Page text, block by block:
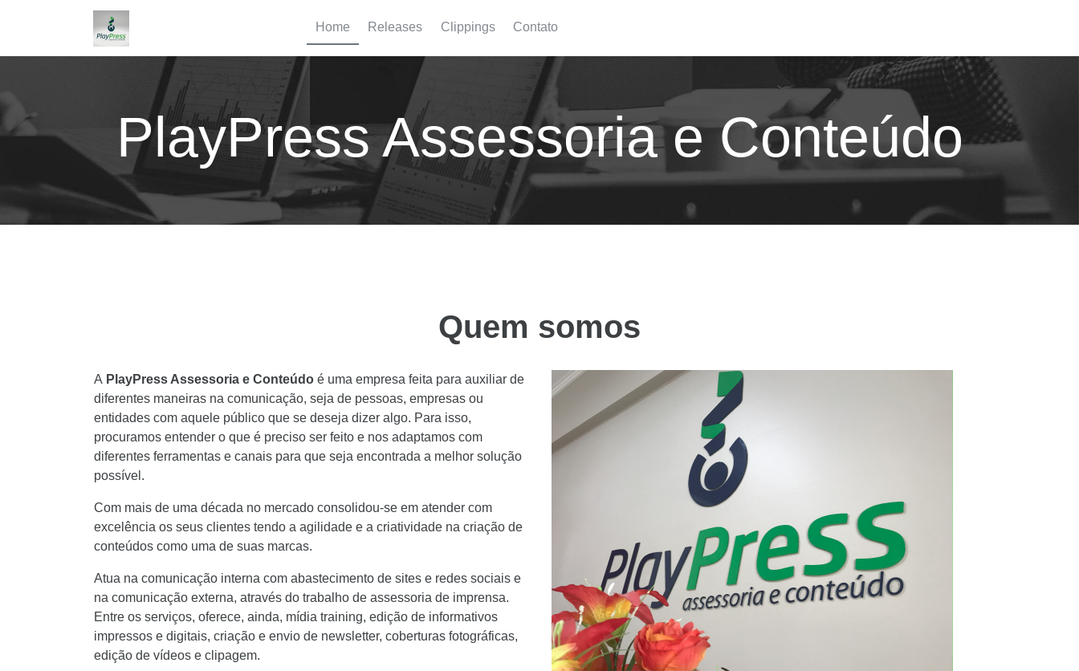
Home Releases Clippings Contato
PlayPress Assessoria e Conteúdo
Quem somos
A PlayPress Assessoria e Conteúdo é uma empresa feita para auxiliar de
diferentes maneiras na comunicação, seja de pessoas, empresas ou
entidades com aquele público que se deseja dizer algo. Para isso,
procuramos entender o que é preciso ser feito e nos adaptamos com
diferentes ferramentas e canais para que seja encontrada a melhor solução
possível.
Com mais de uma década no mercado consolidou-se em atender com
excelência os seus clientes tendo a agilidade e a criatividade na criação de
conteúdos como uma de suas marcas.
Atua na comunicação interna com abastecimento de sites e redes sociais e
na comunicação externa, através do trabalho de assessoria de imprensa.
Entre os serviços, oferece, ainda, mídia training, edição de informativos
impressos e digitais, criação e envio de newsletter, coberturas fotográficas,
edição de vídeos e clipagem.